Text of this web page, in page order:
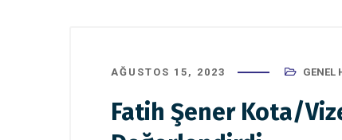
AĞUSTOS 15, 2023 GENEL
Fatih Şener Kota/